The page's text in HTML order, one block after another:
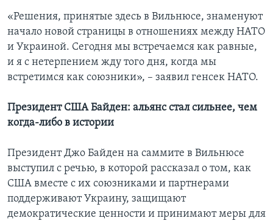
«Решения, принятые здесь в Вильнюсе, знаменуют
начало новой страницы в отношениях между НАТО
и Украиной. Сегодня мы встречаемся как равные,
и я с нетерпением жду того дня, когда мы
встретимся как союзники», – заявил генсек НАТО.
Президент США Байден: альянс стал сильнее, чем
когда-либо в истории
Президент Джо Байден на саммите в Вильнюсе
выступил с речью, в которой рассказал о том, как
США вместе с их союзниками и партнерами
поддерживают Украину, защищают
демократические ценности и принимают меры для